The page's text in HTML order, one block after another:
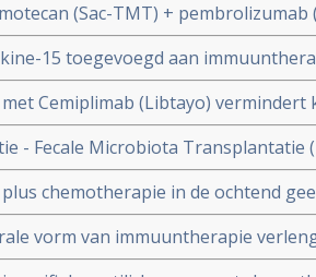
(Sac-TMT) +
tijd bij patienten met gevorderde
met chemotherapie +
15 toegevoegd aan
overleving aan patienten met
Cemiplimab (Libtayo) vermindert
5-jaars overleving in
longkanker met een PD-
- Fecale Microbiota Transplantatie
niet-kleincellige longkanker en
chemotherapie in de ochtend
met toediening in de
vorm van immuuntherapie
operable stadium III/IV niet-